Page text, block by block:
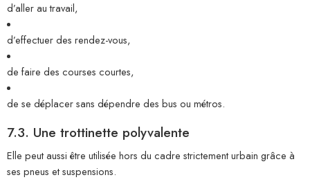
d’aller au travail,
d’effectuer des rendez-vous,
de faire des courses courtes,
de se déplacer sans dépendre des bus ou métros.
7.3. Une trottinette polyvalente
Elle peut aussi être utilisée hors du cadre strictement urbain grâce à
ses pneus et suspensions.